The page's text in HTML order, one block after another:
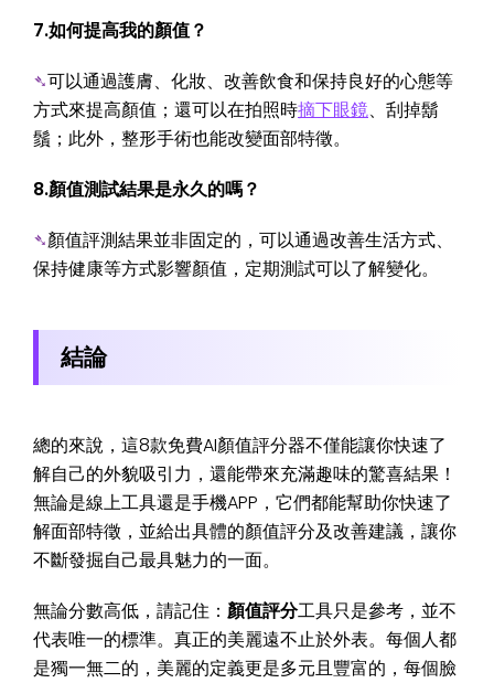
7.如何提高我的顏值？
➴可以通過護膚、化妝、改善飲食和保持良好的心態等
方式來提高顏值；還可以在拍照時摘下眼鏡、刮掉鬍
鬚；此外，整形手術也能改變面部特徵。
8.顏值測試結果是永久的嗎？
➴顏值評測結果並非固定的，可以通過改善生活方式、
保持健康等方式影響顏值，定期測試可以了解變化。
結論
總的來說，這8款免費AI顏值評分器不僅能讓你快速了
解自己的外貌吸引力，還能帶來充滿趣味的驚喜結果！
無論是線上工具還是手機APP，它們都能幫助你快速了
解面部特徵，並給出具體的顏值評分及改善建議，讓你
不斷發掘自己最具魅力的一面。
無論分數高低，請記住： 顏值評分工具只是參考，並不
代表唯一的標準。真正的美麗遠不止於外表。每個人都
是獨一無二的，美麗的定義更是多元且豐富的，每個臉